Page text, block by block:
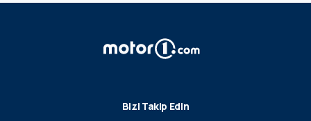
Bizi Takip Edin